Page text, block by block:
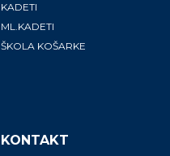
KADETI
ML.KADETI
ŠKOLA KOŠARKE
KONTAKT